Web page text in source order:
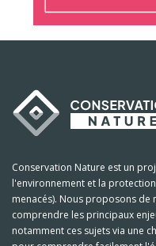
Conservation Nature est un
l'environnement et la
menacés). Nous proposons de
comprendre les principaux
notamment ces sujets via une